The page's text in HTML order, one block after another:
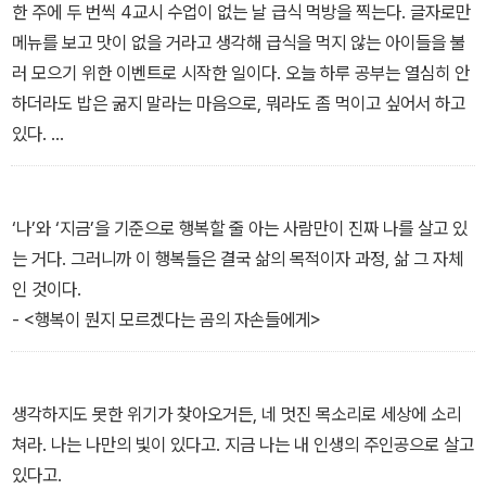
한 주에 두 번씩 4교시 수업이 없는 날 급식 먹방을 찍는다. 글자로만
메뉴를 보고 맛이 없을 거라고 생각해 급식을 먹지 않는 아이들을 불
러 모으기 위한 이벤트로 시작한 일이다. 오늘 하루 공부는 열심히 안
하더라도 밥은 굶지 말라는 마음으로, 뭐라도 좀 먹이고 싶어서 하고
있다.
- <뭐라도 좀 먹이고 싶어서>
‘나’와 ‘지금’을 기준으로 행복할 줄 아는 사람만이 진짜 나를 살고 있
는 거다. 그러니까 이 행복들은 결국 삶의 목적이자 과정, 삶 그 자체
인 것이다.
- <행복이 뭔지 모르겠다는 곰의 자손들에게>
생각하지도 못한 위기가 찾아오거든, 네 멋진 목소리로 세상에 소리
쳐라. 나는 나만의 빛이 있다고. 지금 나는 내 인생의 주인공으로 살고
있다고.